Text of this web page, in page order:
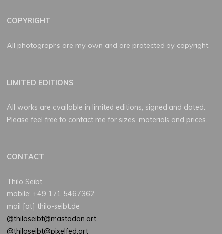
COPYRIGHT
All photographs are my own and are protected by copyright.
LIMITED EDITIONS
All works are available in limited editions, signed and dated.
Please feel free to contact me for sizes, materials and prices.
CONTACT
Thilo Seibt
mobile: +49 171 5467362
mail [at] thilo-seibt.de
@thiloseibt@mastodon.art
@thiloseibt@pixelfed.art